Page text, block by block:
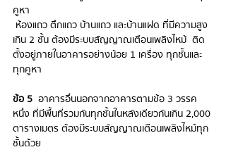
คูหา
เกิน 2 ชั้น ต้องมีระบบสัญญาณเตือนเพลิงไหม้  ติด
ตั้งอยู่ภายในอาคารอย่างน้อย 1 เครื่อง ทุกชั้นและ
ทุกคูหา
ข้อ 5
  อาคารอื่นนอกจากอาคารตามข้อ 3 วรรค
หนึ่ง ที่มีพื้นที่รวมกันทุกชั้นในหลังเดียวกันเกิน 2,000
ตารางเมตร ต้องมีระบบสัญญาณเตือนเพลิงไหม้ทุก
ชั้นด้วย